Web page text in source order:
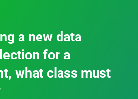
a new data
for a
what class must